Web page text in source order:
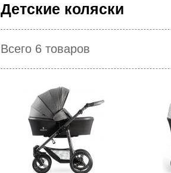
Детские коляски
Всего 6 товаров